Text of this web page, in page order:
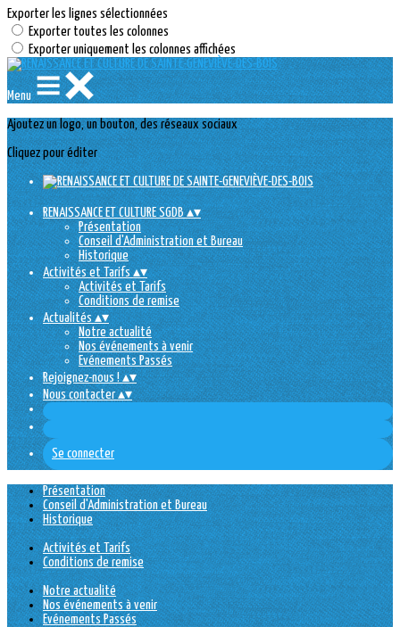
Exporter les lignes sélectionnées
Exporter toutes les colonnes
Exporter uniquement les colonnes affichées
Menu
Ajoutez un logo, un bouton, des réseaux sociaux
Cliquez pour éditer
RENAISSANCE ET CULTURE SGDB▴▾
Présentation
Conseil d'Administration et Bureau
Historique
Activités et Tarifs▴▾
Activités et Tarifs
Conditions de remise
Actualités▴▾
Notre actualité
Nos événements à venir
Evénements Passés
Rejoignez-nous !▴▾
Nous contacter▴▾
Se connecter
Présentation
Conseil d'Administration et Bureau
Historique
Activités et Tarifs
Conditions de remise
Notre actualité
Nos événements à venir
Evénements Passés